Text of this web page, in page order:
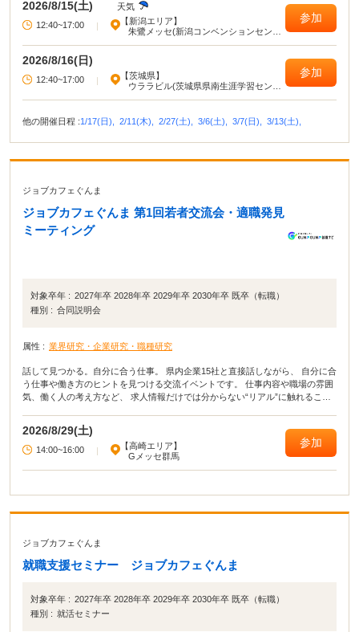
2026/8/15(土)
天気
12:40~17:00
|
【新潟エリア】
朱鷺メッセ(新潟コンベンションセンタ
参加
2026/8/16(日)
12:40~17:00 |
【茨城県】
ウララビル(茨城県県南生涯学習センタ
参加
他の開催日程 :1/17(日), 2/11(木), 2/27(土), 3/6(土), 3/7(日), 3/13(土),
ジョブカフェぐんま
ジョブカフェぐんま 第1回若者交流会・適職発見
ミーティング
対象卒年 : 2027年卒 2028年卒 2029年卒 2030年卒 既卒（転職）
種別 : 合同説明会
属性 : 業界研究・企業研究・職種研究
話して見つかる。自分に合う仕事。 県内企業15社と直接話しながら、 自分に合
う仕事や働き方のヒントを見つける交流イベントです。 仕事内容や職場の雰囲
気、働く人の考え方など、 求人情報だけでは分からない“リアル”に触れること
いろな仕事を見てみたい」 そんな方におすすめです。
2026/8/29(土)
14:00~16:00 |
【高崎エリア】
Gメッセ群馬
参加
ジョブカフェぐんま
就職支援セミナー ジョブカフェぐんま
対象卒年 : 2027年卒 2028年卒 2029年卒 2030年卒 既卒（転職）
種別 : 就活セミナー